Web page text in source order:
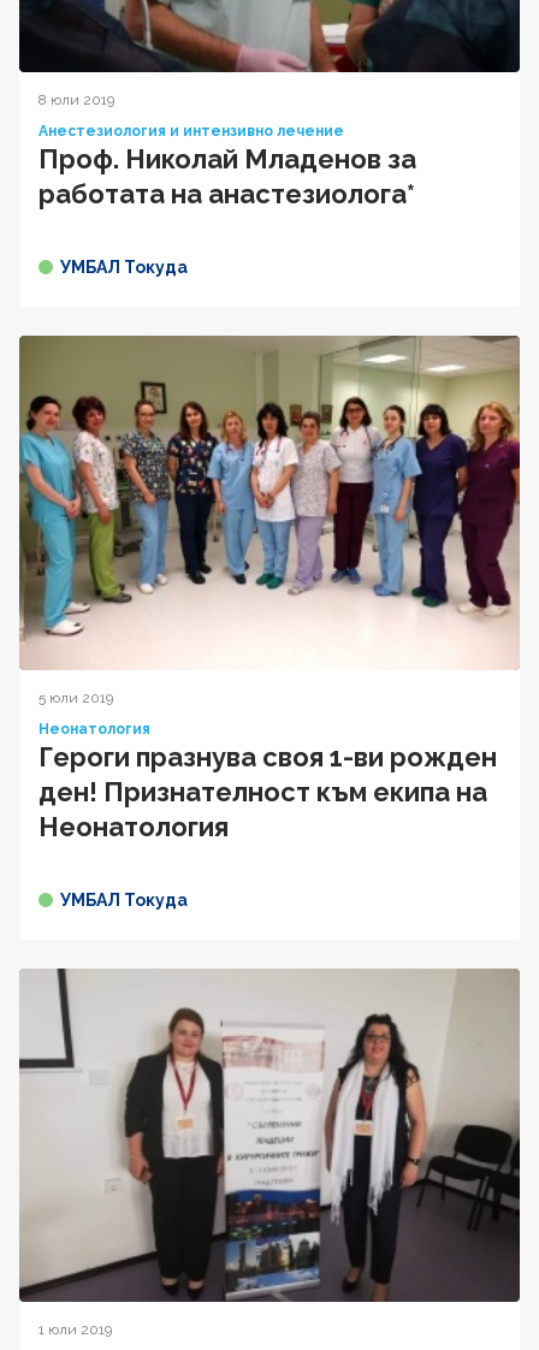
8 юли 2019
Анестезиология и интензивно лечение
Проф. Николай Младенов за
работата на анастезиолога*
УМБАЛ Токуда
5 юли 2019
Неонатология
Героги празнува своя 1-ви рожден
ден! Признателност към екипа на
Неонатология
УМБАЛ Токуда
1 юли 2019